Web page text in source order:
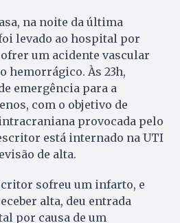
na noite da última
levado ao hospital por
um acidente vascular
hemorrágico. Às 23h,
emergência para a
com o objetivo de
provocada pelo
está internado na UTI
de alta.
sofreu um infarto, e
alta, deu entrada
por causa de um